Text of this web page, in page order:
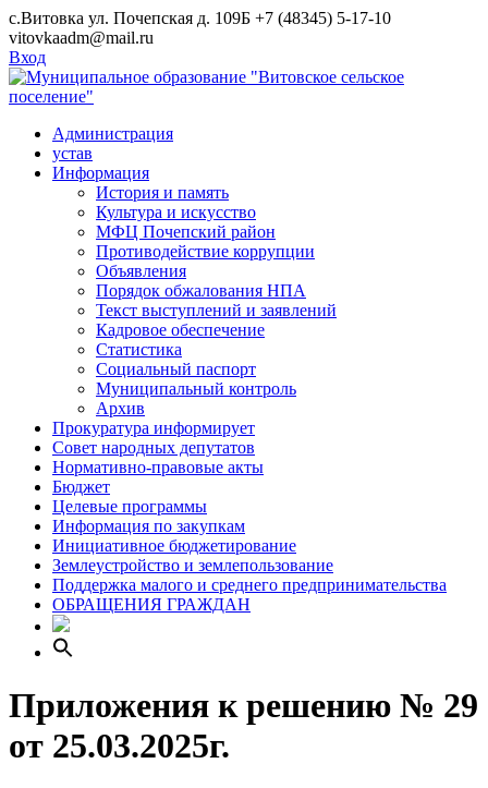
Skip
to
content
с.Витовка ул. Почепская д. 109Б +7 (48345) 5-17-10
vitovkaadm@mail.ru
Вход
Администрация
устав
Информация
История и память
Культура и искусство
МФЦ Почепский район
Противодействие коррупции
Объявления
Порядок обжалования НПА
Текст выступлений и заявлений
Кадровое обеспечение
Статистика
Социальный паспорт
Муниципальный контроль
Архив
Прокуратура информирует
Совет народных депутатов
Нормативно-правовые акты
Бюджет
Целевые программы
Информация по закупкам
Инициативное бюджетирование
Землеустройство и землепользование
Поддержка малого и среднего предпринимательства
ОБРАЩЕНИЯ ГРАЖДАН
Приложения к решению № 29
от 25.03.2025г.